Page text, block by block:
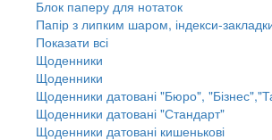
Блок паперу для нотаток
Папір з липким шаром, індекси-
Показати всі
Щоденники
Щоденники
Щоденники датовані "Бюро",
Щоденники датовані "Стандарт"
Щоденники датовані кишенькові